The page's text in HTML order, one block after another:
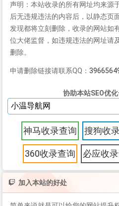
声明：本站收录的所有网址均来源
后无违规违法的内容后，以静态页
发现都将立刻删除，收录的网站如
位大佬监督，如违规违法的网址请
删除。
申请删除链接请联系QQ：
协助本站SEO优
神马收录查询 搜狗收
360收录查询 必应收
加入本站的好处